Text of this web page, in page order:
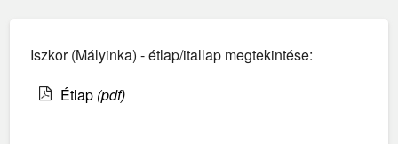
Iszkor (Mályinka) - étlap/itallap megtekintése:
Étlap (pdf)